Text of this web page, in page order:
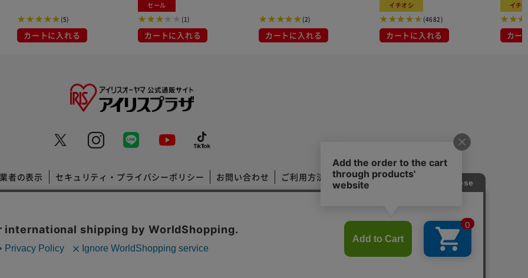
(5)
カートに入れる
セール
(1)
カートに入れる
(2)
カートに入れる
イチオシ
(4682)
カートに入れる
イチ
カー
者の表示 セキュリティ・プライバシーポリシー お問い合わせ ご利用方法 ご利用規約